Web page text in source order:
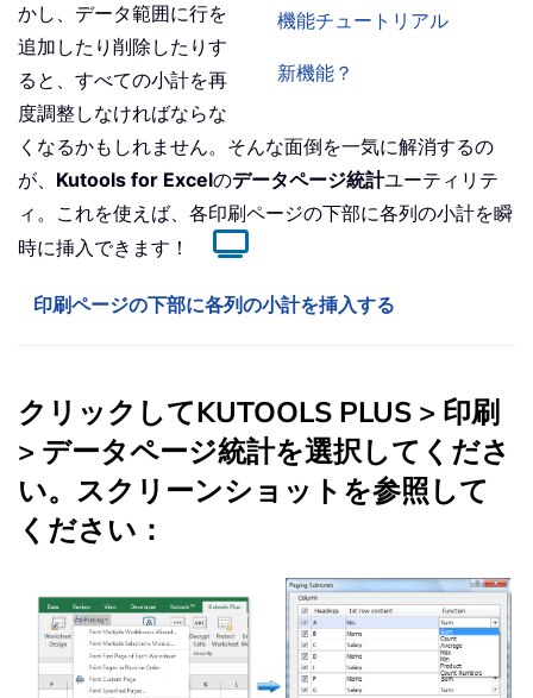
機能チュートリアル
新機能？
かし、データ範囲に行を
追加したり削除したりす
ると、すべての小計を再
度調整しなければならな
くなるかもしれません。そんな面倒を一気に解消するの
が、 Kutools for Excelのデータページ統計ユーティリテ
ィ。これを使えば、各印刷ページの下部に各列の小計を瞬
時に挿入できます！
印刷ページの下部に各列の小計を挿入する
クリックしてKUTOOLS PLUS > 印刷
> データページ統計を選択してくださ
い。スクリーンショットを参照して
ください：